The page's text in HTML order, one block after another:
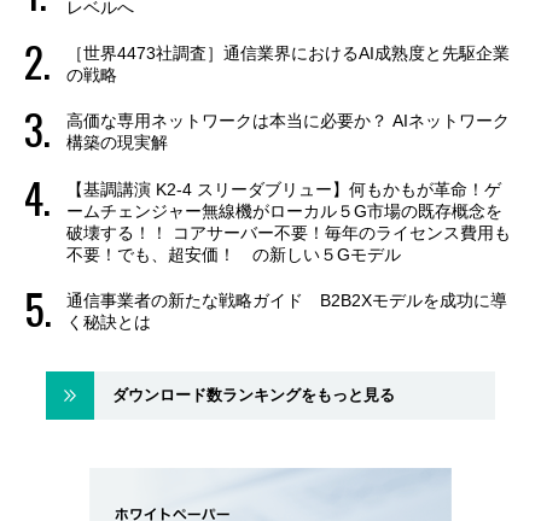
レベルへ
［世界4473社調査］通信業界におけるAI成熟度と先駆企業
の戦略
高価な専用ネットワークは本当に必要か？ AIネットワーク
構築の現実解
【基調講演 K2-4 スリーダブリュー】何もかもが革命！ゲ
ームチェンジャー無線機がローカル５G市場の既存概念を
破壊する！！ コアサーバー不要！毎年のライセンス費用も
不要！でも、超安価！ の新しい５Gモデル
通信事業者の新たな戦略ガイド B2B2Xモデルを成功に導
く秘訣とは
ダウンロード数ランキングをもっと見る